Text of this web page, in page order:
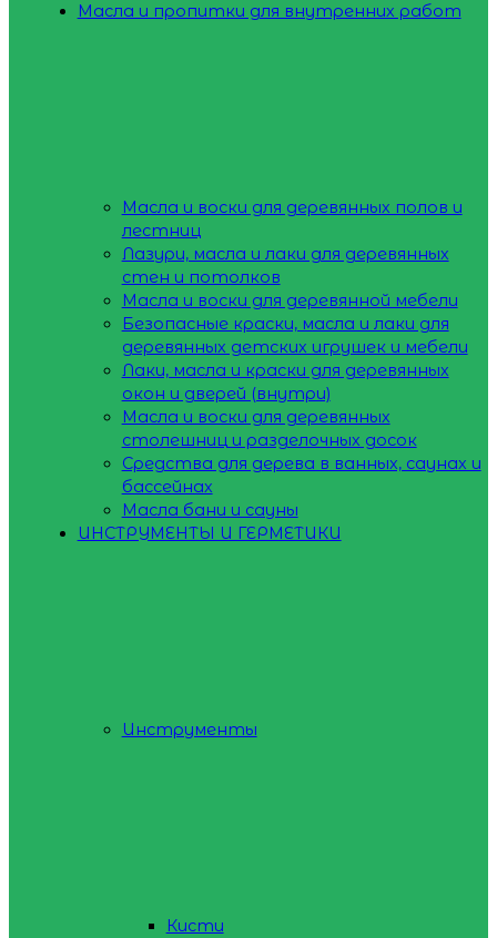
Масла и пропитки для внутренних работ
Масла и воски для деревянных полов и
лестниц
Лазури, масла и лаки для деревянных
стен и потолков
Масла и воски для деревянной мебели
Безопасные краски, масла и лаки для
деревянных детских игрушек и мебели
Лаки, масла и краски для деревянных
окон и дверей (внутри)
Масла и воски для деревянных
столешниц и разделочных досок
Средства для дерева в ванных, саунах и
бассейнах
Масла бани и сауны
ИНСТРУМЕНТЫ И ГЕРМЕТИКИ
Инструменты
Кисти